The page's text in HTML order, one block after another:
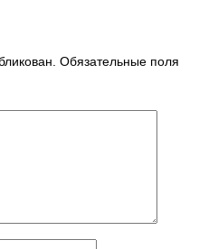
Обязательные поля